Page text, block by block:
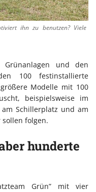
ihn zu benutzen? Viele
und den
100 festinstallierte
Modelle mit 100
beispielsweise im
Schillerplatz und am
sollen folgen.
hunderte
Grün” mit vier